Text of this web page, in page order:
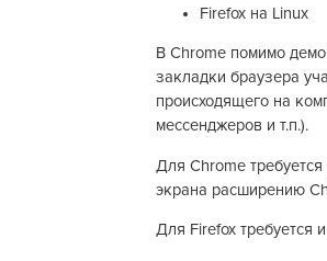
Firefox на Linux
В Chrome помимо
закладки браузера
происходящего на
мессенджеров и т.п.).
Для Chrome
экрана расширению
Для Firefox требуется